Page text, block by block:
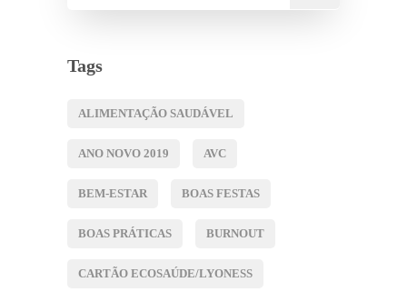
Tags
ALIMENTAÇÃO SAUDÁVEL
ANO NOVO 2019 AVC
BEM-ESTAR BOAS FESTAS
BOAS PRÁTICAS BURNOUT
CARTÃO ECOSAÚDE/LYONESS